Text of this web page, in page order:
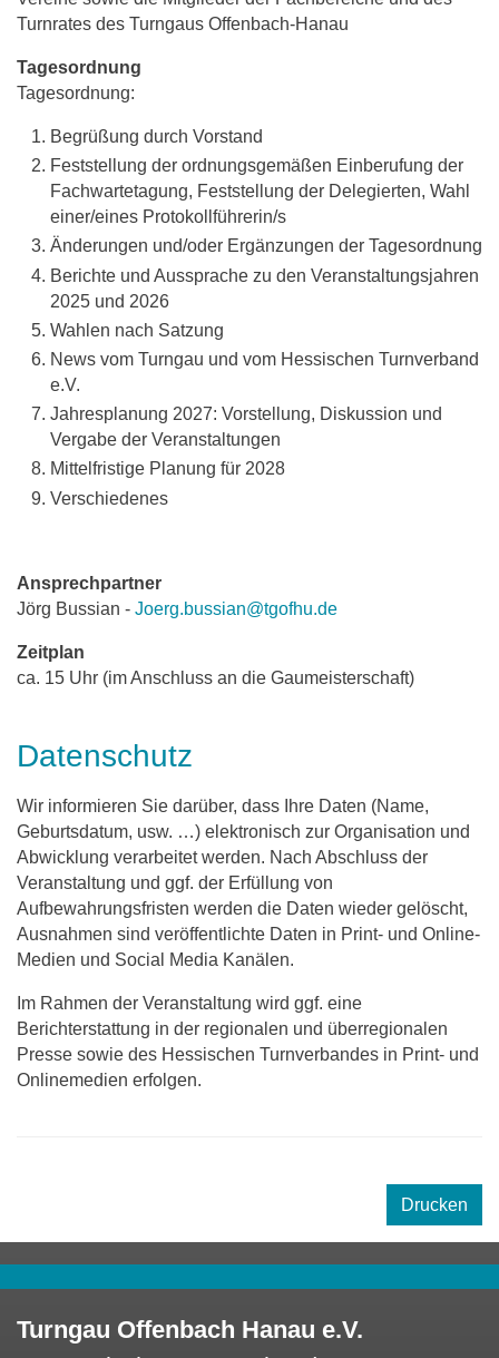
Turnrates des Turngaus Offenbach-Hanau
Tagesordnung
Tagesordnung:
Begrüßung durch Vorstand
Feststellung der ordnungsgemäßen Einberufung der
Fachwartetagung, Feststellung der Delegierten, Wahl
einer/eines Protokollführerin/s
Änderungen und/oder Ergänzungen der Tagesordnung
Berichte und Aussprache zu den Veranstaltungsjahren
2025 und 2026
Wahlen nach Satzung
News vom Turngau und vom Hessischen Turnverband
e.V.
Jahresplanung 2027: Vorstellung, Diskussion und
Vergabe der Veranstaltungen
Mittelfristige Planung für 2028
Verschiedenes
Ansprechpartner
Jörg Bussian - Joerg.bussian@tgofhu.de
Zeitplan
ca. 15 Uhr (im Anschluss an die Gaumeisterschaft)
Datenschutz
Wir informieren Sie darüber, dass Ihre Daten (Name,
Geburtsdatum, usw. …) elektronisch zur Organisation und
Abwicklung verarbeitet werden. Nach Abschluss der
Veranstaltung und ggf. der Erfüllung von
Aufbewahrungsfristen werden die Daten wieder gelöscht,
Ausnahmen sind veröffentlichte Daten in Print- und Online-
Medien und Social Media Kanälen.
Im Rahmen der Veranstaltung wird ggf. eine
Berichterstattung in der regionalen und überregionalen
Presse sowie des Hessischen Turnverbandes in Print- und
Onlinemedien erfolgen.
Drucken
Turngau Offenbach Hanau e.V.